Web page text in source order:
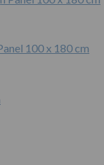
100 x 180 cm